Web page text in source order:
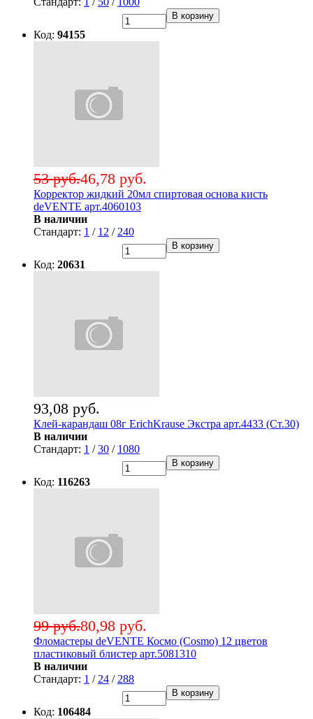
В корзину
Код: 94155
46,78 руб.
53 руб.
Корректор жидкий 20мл спиртовая основа кисть
deVENTE арт.4060103
В наличии
Стандарт: 1 / 12 / 240
В корзину
Код: 20631
93,08 руб.
Клей-карандаш 08г ErichKrause Экстра арт.4433 (Ст.30)
В наличии
Стандарт: 1 /30 / 1080
В корзину
Код: 116263
80,98 руб.
99 руб.
Фломастеры deVENTE Космо (Cosmo) 12 цветов
пластиковый блистер арт.5081310
В наличии
Стандарт: 1 / 24 / 288
В корзину
Код: 106484